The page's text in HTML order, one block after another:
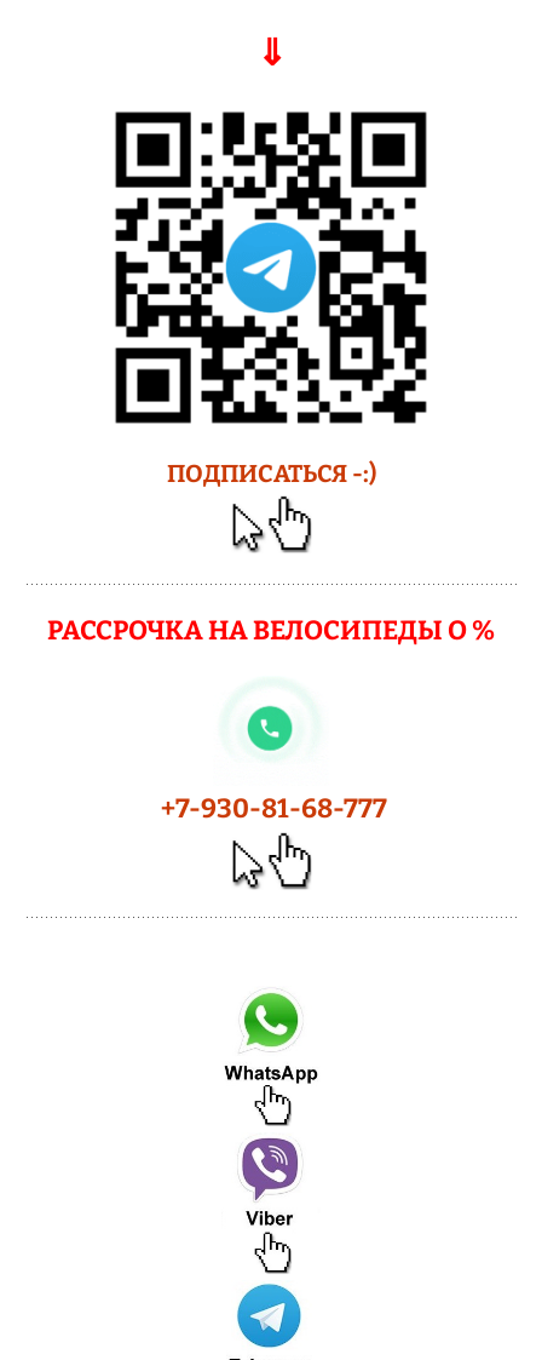
⇓
ПОДПИСАТЬСЯ -:)
РАССРОЧКА НА ВЕЛОСИПЕДЫ О %
+7-930-81-68-777